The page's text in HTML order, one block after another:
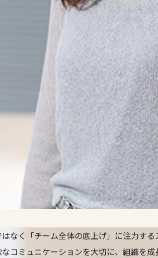
の事業全体に貢献できる体
なく「チーム全体の底上げ」に注力す
コミュニケーションを大切に、組織を